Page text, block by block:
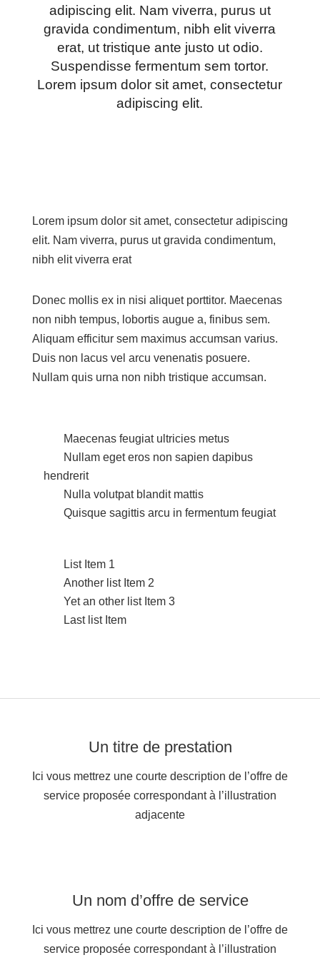
adipiscing elit. Nam viverra, purus ut
gravida condimentum, nibh elit viverra
erat, ut tristique ante justo ut odio.
Suspendisse fermentum sem tortor.
Lorem ipsum dolor sit amet, consectetur
adipiscing elit.
Lorem ipsum dolor sit amet, consectetur adipiscing
elit. Nam viverra, purus ut gravida condimentum,
nibh elit viverra erat
Donec mollis ex in nisi aliquet porttitor. Maecenas
non nibh tempus, lobortis augue a, finibus sem.
Aliquam efficitur sem maximus accumsan varius.
Duis non lacus vel arcu venenatis posuere.
Nullam quis urna non nibh tristique accumsan.
Maecenas feugiat ultricies metus
Nullam eget eros non sapien dapibus
hendrerit
Nulla volutpat blandit mattis
Quisque sagittis arcu in fermentum feugiat
List Item 1
Another list Item 2
Yet an other list Item 3
Last list Item
Un titre de prestation
Ici vous mettrez une courte description de l’offre de
service proposée correspondant à l’illustration
adjacente
Un nom d’offre de service
Ici vous mettrez une courte description de l’offre de
service proposée correspondant à l’illustration